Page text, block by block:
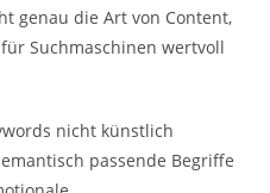
genau die Art von Content,
Suchmaschinen wertvoll
nicht künstlich
passende Begriffe